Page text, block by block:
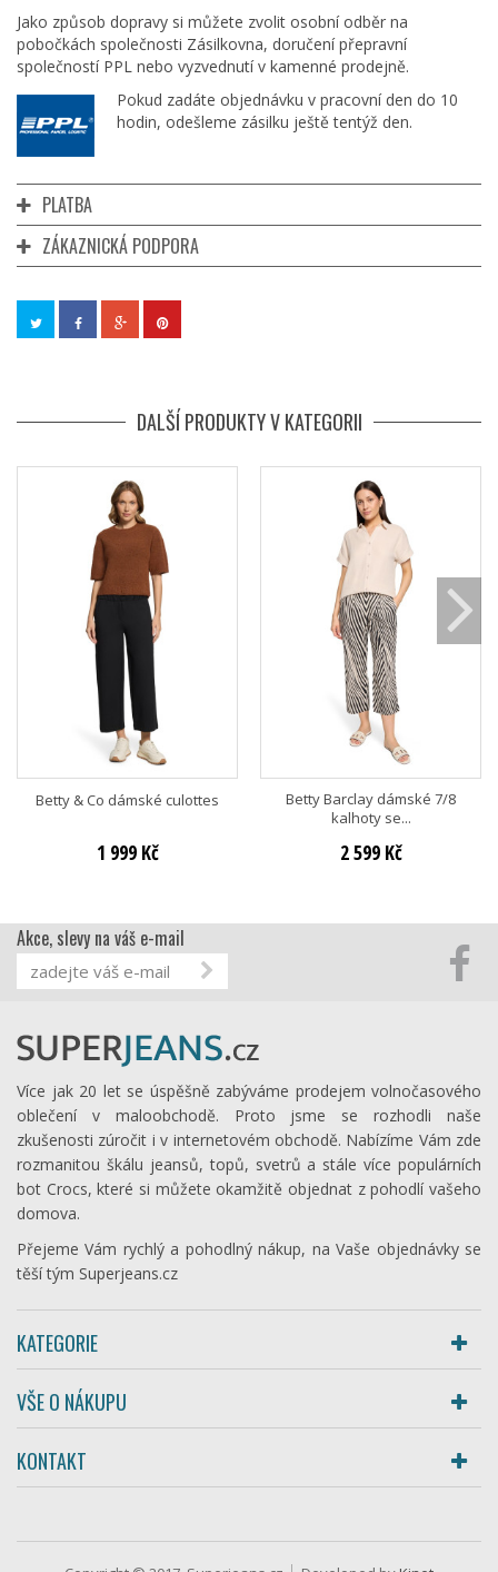
Jako způsob dopravy si můžete zvolit osobní odběr na
pobočkách společnosti Zásilkovna, doručení přepravní
společností PPL nebo vyzvednutí v kamenné prodejně.
Pokud zadáte objednávku v pracovní den do 10
hodin, odešleme zásilku ještě tentýž den.
PLATBA
ZÁKAZNICKÁ PODPORA
DALŠÍ PRODUKTY V KATEGORII
Betty & Co dámské culottes
1 999 Kč
Betty Barclay dámské 7/8
kalhoty se...
2 599 Kč
Akce, slevy na váš e-mail
Více jak 20 let se úspěšně zabýváme prodejem volnočasového
oblečení v maloobchodě. Proto jsme se rozhodli naše
zkušenosti zúročit i v internetovém obchodě. Nabízíme Vám zde
rozmanitou škálu jeansů, topů, svetrů a stále více populárních
bot Crocs, které si můžete okamžitě objednat z pohodlí vašeho
domova.
Přejeme Vám rychlý a pohodlný nákup, na Vaše objednávky se
těší tým Superjeans.cz
KATEGORIE
VŠE O NÁKUPU
KONTAKT